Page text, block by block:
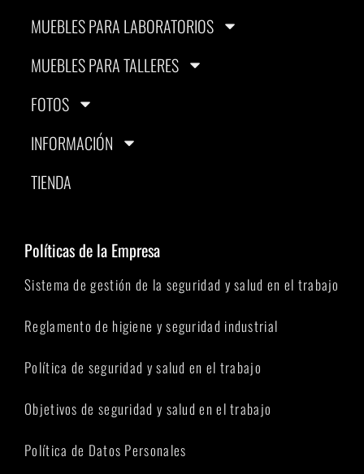
MUEBLES PARA LABORATORIOS
MUEBLES PARA TALLERES
FOTOS
INFORMACIÓN
TIENDA
Políticas de la Empresa
Sistema de gestión de la seguridad y salud en el trabajo
Reglamento de higiene y seguridad industrial
Política de seguridad y salud en el trabajo
Objetivos de seguridad y salud en el trabajo
Política de Datos Personales